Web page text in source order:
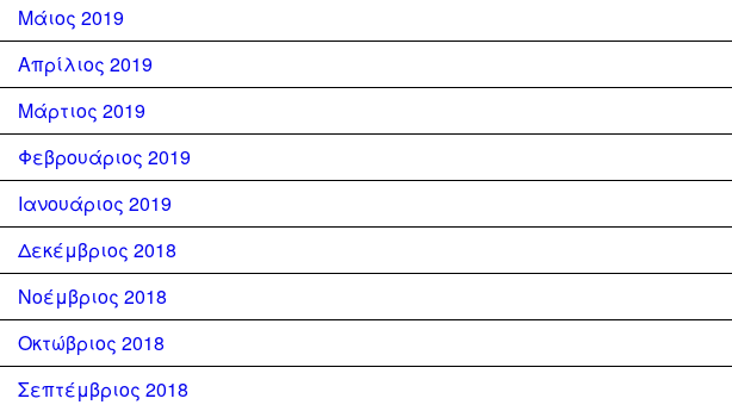
Μάιος 2019
Απρίλιος 2019
Μάρτιος 2019
Φεβρουάριος 2019
Ιανουάριος 2019
Δεκέμβριος 2018
Νοέμβριος 2018
Οκτώβριος 2018
Σεπτέμβριος 2018